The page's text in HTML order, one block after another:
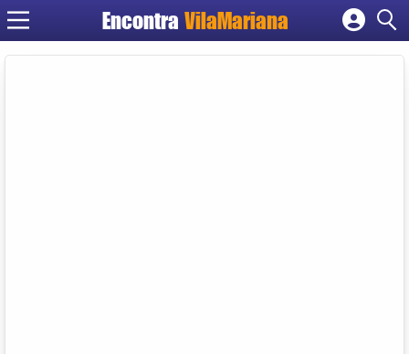
EncontraVilaMariana
Cadastrar empresa